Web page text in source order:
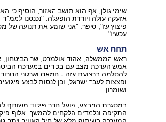
שימי גולן, אף הוא תושב האזור, הוסיף כי
פיצוץ עז", סיפר. "אני שומע את תנועה של
עכשיו".
תחת אש
ראש הממשלה, אהוד אולמרט, שר הביטחון,
אמש הערכת מצב עם בכירים במערכת
להסלמה ברצועת עזה - חמאס וארגוני הטרור
ופצצות לעבר ישראל, וכן לנסות לבצע
ושומרון.
במסגרת המבצע, פועל חדר פיקוד משותף
התקיפה ונלמדים הלקחים להמשך. אלוף